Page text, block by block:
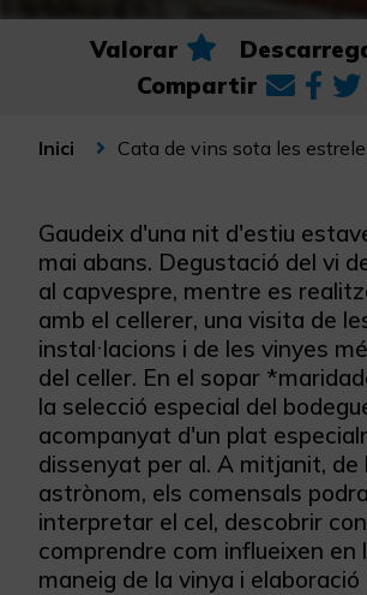
Valorar
Compartir
Inici Cata de vins sota les
Gaudeix d'una nit d'estiu
mai abans. Degustació del vi
al capvespre, mentre es
amb el cellerer, una visita de
instal·lacions i de les vinyes
del celler. En el sopar
la selecció especial del
acompanyat d'un plat
dissenyat per al. A mitjanit, de
astrònom, els comensals
interpretar el cel, descobrir
comprendre com influeixen en
maneig de la vinya i elaboració